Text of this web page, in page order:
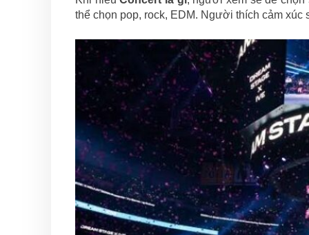
thể chọn pop, rock, EDM. Người thích cảm